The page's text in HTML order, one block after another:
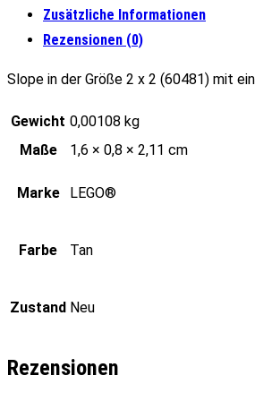
Zusätzliche Informationen
Rezensionen (0)
Slope in der Größe 2 x 2 (60481) mit
Gewicht 0,00108 kg
Maße
1,6 × 0,8 × 2,11 cm
Marke LEGO®
Farbe Tan
Zustand Neu
Rezensionen